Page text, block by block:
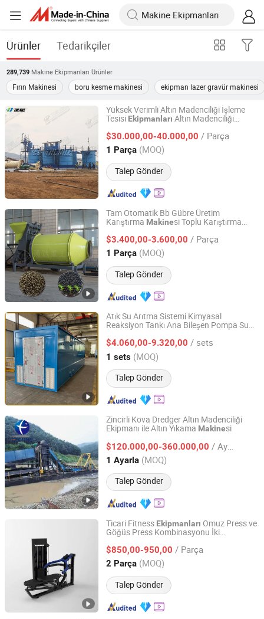
Ürünler Tedarikçiler
289,739 Makine Ekipmanları Ürünler
Fırın Makinesi boru kesme makinesi ekipman lazer gravür makinesi
Yüksek Verimli Altın Madenciliği İşleme
Tesisi Ekipmanları Altın Madenciliği
$30.000,00-40.000,00 / Parça
1 Parça (MOQ)
Talep Gönder
The Nile Machinery Co., Ltd.
Henan, China Fiyat 2025
Tam Otomatik Bb Gübre Üretim
Karıştırma Makinesi Toplu Karıştırma
$3.400,00-3.600,00 / Parça
1 Parça (MOQ)
Talep Gönder
Henan Tongda Heavy Industry Science And Technology
Co., Ltd.
Henan, China Fiyat 2020
Atık Su Arıtma Sistemi Kimyasal
Reaksiyon Tankı Ana Bileşen Pompa Su
Atığı
$4.060,00-9.320,00 / sets
1 sets (MOQ)
Talep Gönder
Qingdao Dongmao Environmental Protection Equipment
Co., Ltd.
Shandong, China Fiyat 2025
Zincirli Kova Dredger Altın Madenciliği
Ekipmanı ile Altın Yıkama Makinesi
$120.000,00-360.000,00 / Ayarla
1 Ayarla (MOQ)
Talep Gönder
Weifang Chenyao Environmental Protection Technology
Co., Ltd.
Shandong, China
Ticari Fitness Ekipmanları Omuz Press ve
Göğüs Press Kombinasyonu İki
Ergonomik Tasarım ile
$850,00-950,00 / Parça
2 Parça (MOQ)
Talep Gönder
Shandong Yuwei Fitness Equipment Co., Ltd
Shandong, China Fiyat 2026